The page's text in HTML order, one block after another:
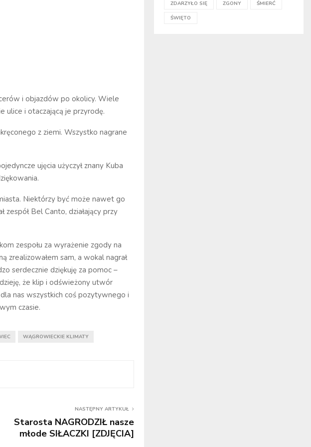
i objazdów po okolicy. Wiele
ulice i otaczającą je przyrodę.
z ziemi. Wszystko nagrane
ujęcia użyczył znany Kuba
Niektórzy być może nawet go
zespół Bel Canto, działający przy
zespołu za wyrażenie zgody na
zrealizowałem sam, a wokal nagrał
serdecznie dziękuję za pomoc –
że klip i odświeżony utwór
nas wszystkich coś pozytywnego i
czasie.
WĄGROWIECKIE KLIMATY
NASTĘPNY ARTYKUŁ
Starosta NAGRODZIŁ nasze
młode SIŁACZKI [ZDJĘCIA]
ZDARZYŁO SIĘ ZGONY ŚMIERĆ
ŚWIĘTO